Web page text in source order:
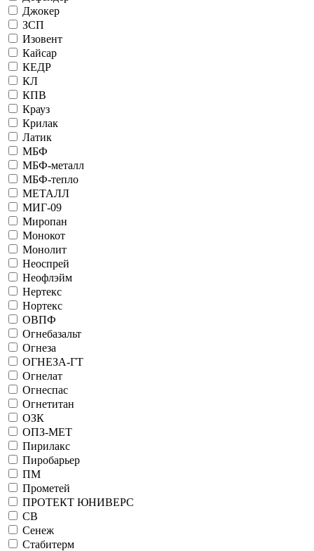
Джокер
ЗСП
Изовент
Кайсар
КЕДР
КЛ
КПВ
Крауз
Крилак
Латик
МБФ
МБФ-металл
МБФ-тепло
МЕТАЛЛ
МИГ-09
Миропан
Монокот
Монолит
Неоспрей
Неофлэйм
Нертекс
Нортекс
ОВПФ
Огнебазальт
Огнеза
ОГНЕЗА-ГТ
Огнелат
Огнеспас
Огнетитан
ОЗК
ОПЗ-МЕТ
Пирилакс
Пиробарьер
ПМ
Прометей
ПРОТЕКТ ЮНИВЕРС
СВ
Сенеж
Стабитерм